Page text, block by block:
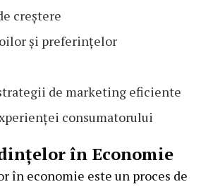
creștere
și preferințelor
de marketing eficiente
consumatorului
în Economie
în economie este un proces de